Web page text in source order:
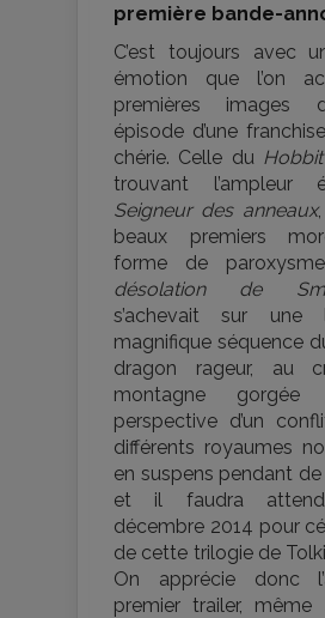
première bande-
C’est toujours avec
émotion que l’on
premières images
épisode d’une
chérie. Celle du Hobbit
trouvant l’ampleur
Seigneur des anneaux
beaux premiers
forme de
désolation de
s’achevait sur une
magnifique séquence
dragon rageur, au
montagne gorgée
perspective d’un
différents royaumes
en suspens pendant
et il faudra
décembre 2014 pour
de cette trilogie de
On apprécie donc
premier trailer, même